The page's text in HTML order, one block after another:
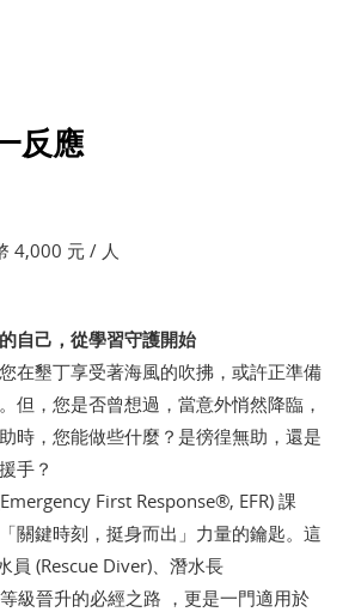
反應
4,000 元 / 人
自己，從學習守護開始
在墾丁享受著海風的吹拂，或許正準備
但，您是否曾想過，當意外悄然降臨，
時，您能做些什麼？是徬徨無助，還是
手？
First Response®, EFR) 課
關鍵時刻，挺身而出」力量的鑰匙。這
員 (Rescue Diver)、潛水長
級晉升的必經之路 ，更是一門適用於